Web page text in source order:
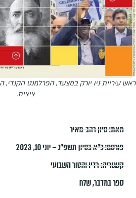
ראש עיריית ניו יורק במצעד, הפרלמנט הקנדי,
ציצית.
מאת:סיון רהב-מאיר
פורסם:כ״א בסיון תשפ״ג – יוני 10, 2023
קטגוריה:רדיו והטור השבועי
ספר במדבר,שלח